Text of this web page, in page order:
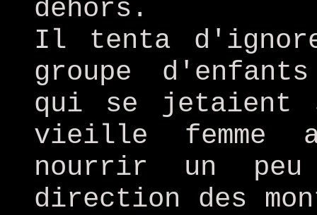
dehors.
Il tenta
groupe
qui se jetaient
vieille femme
nourrir un
direction des